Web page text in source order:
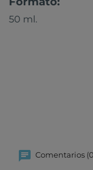
50 ml.
Comentarios